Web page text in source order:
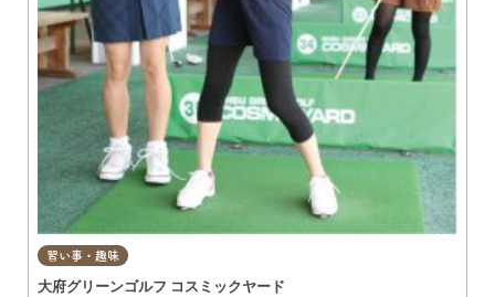
習い事・趣味
大府グリーンゴルフ コスミックヤード